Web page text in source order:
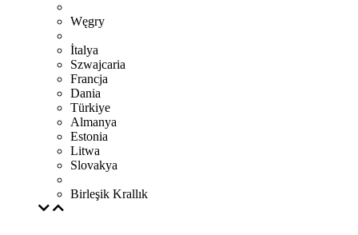
Węgry
İtalya
Szwajcaria
Francja
Dania
Türkiye
Almanya
Estonia
Litwa
Slovakya
Birleşik Krallık